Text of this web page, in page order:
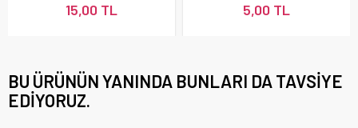
15,00 TL 5,00 TL
BU ÜRÜNÜN YANINDA BUNLARI DA TAVSIYE
EDIYORUZ.